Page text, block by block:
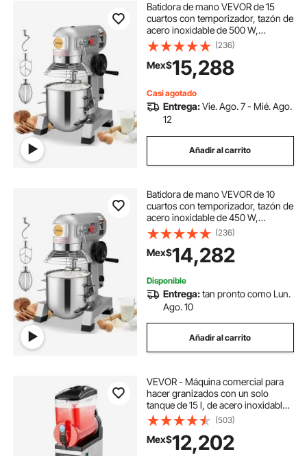
Batidora de mano VEVOR de 15
cuartos con temporizador, tazón de
acero inoxidable de 500 W,
batidora de mano eléctrica de alta
resistencia con 3 velocidades
ajustables (113/184/341 RPM) y
batidor de gancho para masa.
(236)
Mex$15,288
Casi agotado
Entrega:Vie. Ago. 7 - Mié. Ago.
12
Añadir al carrito
Batidora de mano VEVOR de 10
cuartos con temporizador, tazón de
acero inoxidable de 450 W,
batidora de mano eléctrica de alta
resistencia con 3 velocidades
ajustables (113/184/341 RPM) y
batidor de gancho para masa.
(236)
Mex$14,282
Disponible
Entrega:tan pronto como Lun.
Ago. 10
Añadir al carrito
VEVOR - Máquina comercial para
hacer granizados con un solo
tanque de 15 l, de acero inoxidable,
para 60 tazas de batidos de
margarita, ideal para fiestas en
casa, restaurantes, cafeterías y
(503)
Mex$12,202